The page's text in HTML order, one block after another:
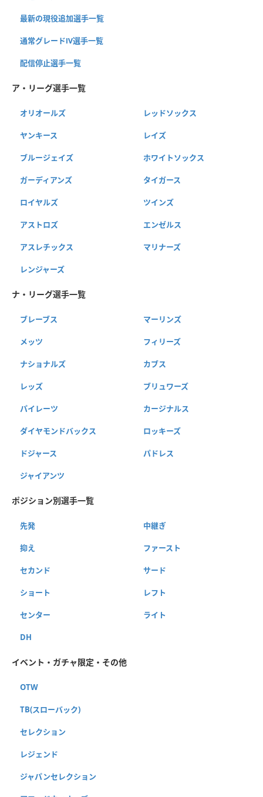
最新の現役追加選手一覧
通常グレードⅣ選手一覧
配信停止選手一覧
ア・リーグ選手一覧
オリオールズ レッドソックス
ヤンキース レイズ
ブルージェイズ ホワイトソックス
ガーディアンズ タイガース
ロイヤルズ ツインズ
アストロズ エンゼルス
アスレチックス マリナーズ
レンジャーズ
ナ・リーグ選手一覧
ブレーブス マーリンズ
メッツ フィリーズ
ナショナルズ カブス
レッズ ブリュワーズ
パイレーツ カージナルス
ダイヤモンドバックス ロッキーズ
ドジャース パドレス
ジャイアンツ
ポジション別選手一覧
先発 中継ぎ
抑え ファースト
セカンド サード
ショート レフト
センター ライト
DH
イベント・ガチャ限定・その他
OTW
TB(スローバック)
セレクション
レジェンド
ジャパンセレクション